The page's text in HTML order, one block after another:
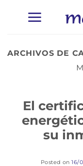
ARCHIVOS DE
El
su
Posted on16/